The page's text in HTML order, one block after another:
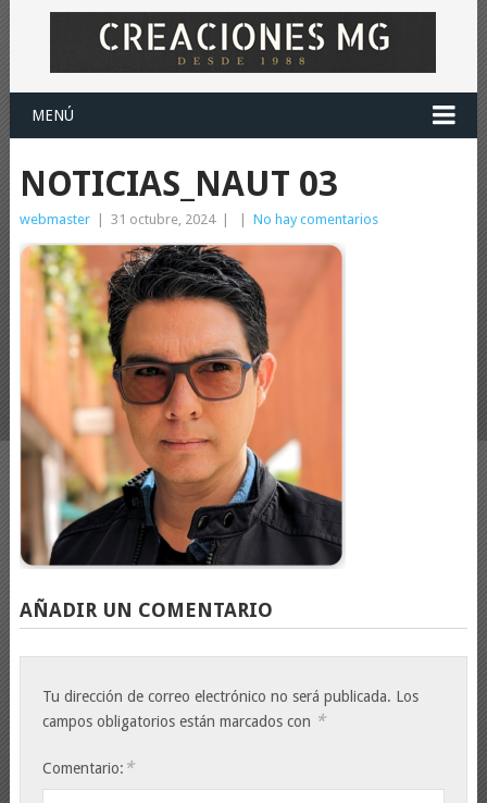
MENÚ
NOTICIAS_NAUT 03
webmaster 31 octubre, 2024 No hay comentarios
AÑADIR UN COMENTARIO
Tu dirección de correo electrónico no será publicada. Los
campos obligatorios están marcados con *
Comentario: *